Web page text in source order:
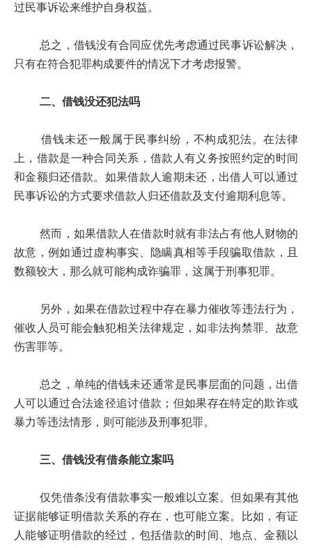
过民事诉讼来维护自身权益。
总之，借钱没有合同应优先考虑通过民事诉讼解决，
只有在符合犯罪构成要件的情况下才考虑报警。
二、借钱没还犯法吗
借钱未还一般属于民事纠纷，不构成犯法。在法律
上，借款是一种合同关系，借款人有义务按照约定的时间
和金额归还借款。如果借款人逾期未还，出借人可以通过
民事诉讼的方式要求借款人归还借款及支付逾期利息等。
然而，如果借款人在借款时就有非法占有他人财物的
故意，例如通过虚构事实、隐瞒真相等手段骗取借款，且
数额较大，那么就可能构成诈骗罪，这属于刑事犯罪。
另外，如果在借款过程中存在暴力催收等违法行为，
催收人员可能会触犯相关法律规定，如非法拘禁罪、故意
伤害罪等。
总之，单纯的借钱未还通常是民事层面的问题，出借
人可以通过合法途径追讨借款；但如果存在特定的欺诈或
暴力等违法情形，则可能涉及刑事犯罪。
三、借钱没有借条能立案吗
仅凭借条没有借款事实一般难以立案。但如果有其他
证据能够证明借款关系的存在，也可能立案。比如，有证
人能够证明借款的经过，包括借款的时间、地点、金额以